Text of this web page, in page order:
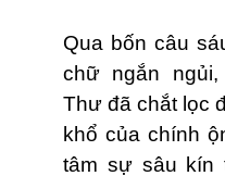
Qua bốn câu
chữ ngắn
Thư đã chắt lọc
khổ của chính
tâm sự sâu kín